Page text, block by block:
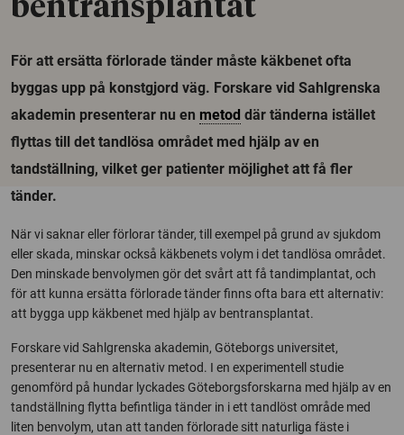
bentransplantat
För att ersätta förlorade tänder måste käkbenet ofta
byggas upp på konstgjord väg. Forskare vid Sahlgrenska
akademin presenterar nu en metod där tänderna istället
flyttas till det tandlösa området med hjälp av en
tandställning, vilket ger patienter möjlighet att få fler
tänder.
När vi saknar eller förlorar tänder, till exempel på grund av sjukdom
eller skada, minskar också käkbenets volym i det tandlösa området.
Den minskade benvolymen gör det svårt att få tandimplantat, och
för att kunna ersätta förlorade tänder finns ofta bara ett alternativ:
att bygga upp käkbenet med hjälp av bentransplantat.
Forskare vid Sahlgrenska akademin, Göteborgs universitet,
presenterar nu en alternativ metod. I en experimentell studie
genomförd på hundar lyckades Göteborgsforskarna med hjälp av en
tandställning flytta befintliga tänder in i ett tandlöst område med
liten benvolym, utan att tanden förlorade sitt naturliga fäste i